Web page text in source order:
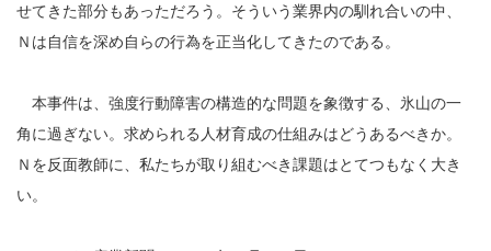
せてきた部分もあっただろう。そういう業界内の馴れ合いの中、
Ｎは自信を深め自らの行為を正当化してきたのである。
本事件は、強度行動障害の構造的な問題を象徴する、氷山の一
角に過ぎない。求められる人材育成の仕組みはどうあるべきか。
Ｎを反面教師に、私たちが取り組むべき課題はとてつもなく大き
い。